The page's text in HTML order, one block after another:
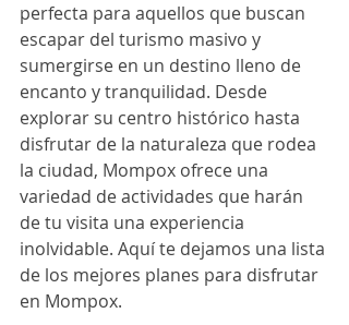
perfecta para aquellos que buscan
escapar del turismo masivo y
sumergirse en un destino lleno de
encanto y tranquilidad. Desde
explorar su centro histórico hasta
disfrutar de la naturaleza que rodea
la ciudad, Mompox ofrece una
variedad de actividades que harán
de tu visita una experiencia
inolvidable. Aquí te dejamos una lista
de los mejores planes para disfrutar
en Mompox.